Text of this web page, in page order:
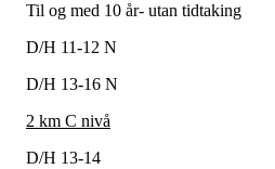
Til og med 10 år- utan tidtaking
D/H 11-12 N
D/H 13-16 N
2 km C nivå
D/H 13-14